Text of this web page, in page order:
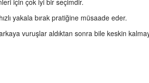
için çok iyi bir seçimdir.
yakala bırak pratiğine müsaade eder.
vuruşlar aldıktan sonra bile keskin